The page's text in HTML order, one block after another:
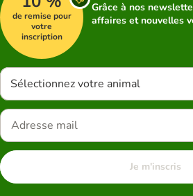
de remise pour
votre
inscription
Grâce à nos
affaires et nouvelles
Sélectionnez votre animal
Je m'inscris